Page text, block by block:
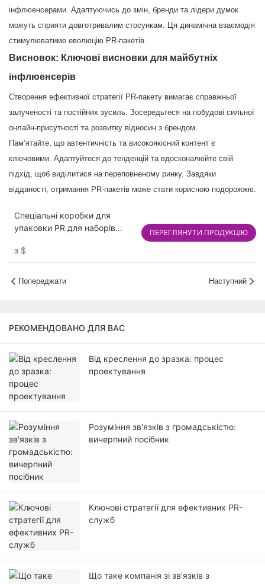
інфлюенсерами. Адаптуючись до змін, бренди та лідери думок
можуть сприяти довготривалим стосункам. Ця динамічна взаємодія
стимулюватиме еволюцію PR-пакетів.
Висновок: Ключові висновки для майбутніх
інфлюенсерів
Створення ефективної стратегії PR-пакету вимагає справжньої
залученості та постійних зусиль. Зосередьтеся на побудові сильної
онлайн-присутності та розвитку відносин з брендом.
Пам’ятайте, що автентичність та високоякісний контент є
ключовими. Адаптуйтеся до тенденцій та вдосконалюйте свій
підхід, щоб виділитися на переповненому ринку. Завдяки
відданості, отримання PR-пакетів може стати корисною подорожжю.
Спеціальні коробки для
упаковки PR для наборів
розкішні жорсткі та
гофровані варіанти
з $
ПЕРЕГЛЯНУТИ ПРОДУКЦІЮ
Попереджати Наступний
РЕКОМЕНДОВАНО ДЛЯ ВАС
Від креслення до зразка: процес
проектування
Розуміння зв'язків з громадськістю:
вичерпний посібник
Ключові стратегії для ефективних PR-
служб
Що таке компанія зі зв'язків з